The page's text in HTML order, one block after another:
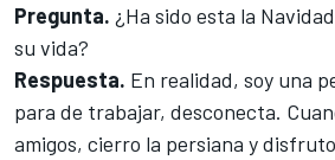
Pregunta. ¿Ha sido esta la
su vida?
Respuesta. En realidad, soy una
para de trabajar, desconecta.
amigos, cierro la persiana y